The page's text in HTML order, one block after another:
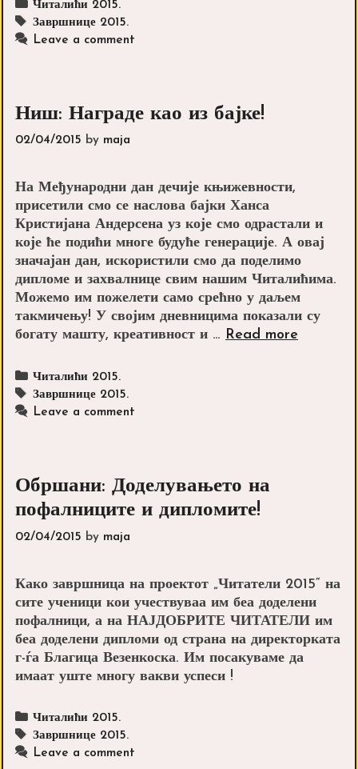
побеђивали
Categories
Читалићи 2015.
Tags
Завршнице 2015.
Leave a comment
Ниш: Награде као из бајке!
02/04/2015 by maja
На Међународни дан дечије књижевности,
присетили смо се наслова бајки Ханса
Кристијана Андерсена уз које смо одрастали и
које ће подићи многе будуће генерације. А овај
значајан дан, искористили смо да поделимо
дипломе и захвалнице свим нашим Читалићима.
Можемо им пожелети само срећно у даљем
такмичењу! У својим дневницима показали су
богату машту, креативност и … Read moreНиш:
Categories
Читалићи 2015.
Tags
Завршнице 2015.
Leave a comment
Обршани: Доделувањето на
пофалниците и дипломите!
02/04/2015 by maja
Како завршница на проектот „Читатели 2015“ на
сите ученици кои учествуваа им беа доделени
пофалници, а на НАЈДОБРИТЕ ЧИТАТЕЛИ им
беа доделени дипломи од страна на директорката
г-ѓа Благица Везенкоска. Им посакуваме да
имаат уште многу вакви успеси !
Categories
Читалићи 2015.
Tags
Завршнице 2015.
Leave a comment